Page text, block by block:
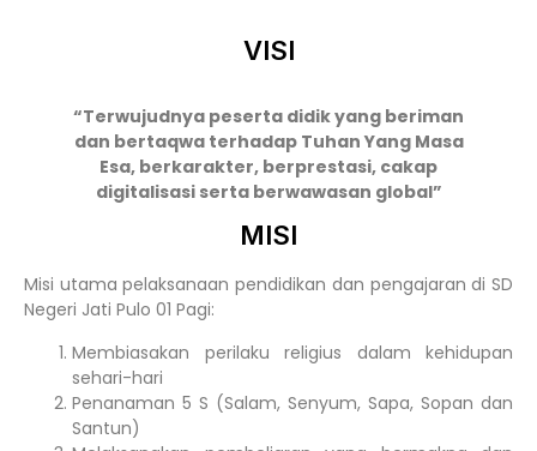
VISI
“Terwujudnya peserta didik yang beriman
dan bertaqwa terhadap Tuhan Yang Masa
Esa, berkarakter, berprestasi, cakap
digitalisasi serta berwawasan global”
MISI
Misi utama pelaksanaan pendidikan dan pengajaran di SD
Negeri Jati Pulo 01 Pagi:
Membiasakan perilaku religius dalam kehidupan
sehari-hari
Penanaman 5 S (Salam, Senyum, Sapa, Sopan dan
Santun)